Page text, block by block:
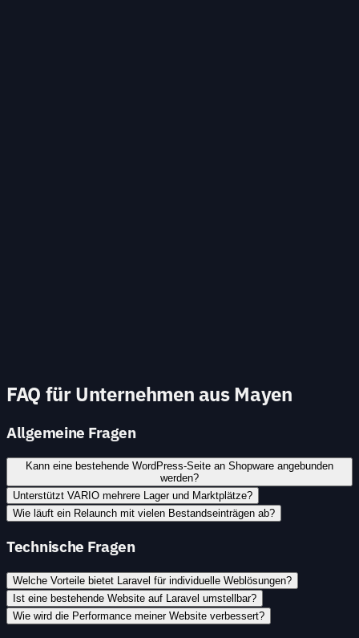
FAQ für Unternehmen aus Mayen
Allgemeine Fragen
Kann eine bestehende WordPress-Seite an Shopware angebunden
werden?
Unterstützt VARIO mehrere Lager und Marktplätze?
Wie läuft ein Relaunch mit vielen Bestandseinträgen ab?
Technische Fragen
Welche Vorteile bietet Laravel für individuelle Weblösungen?
Ist eine bestehende Website auf Laravel umstellbar?
Wie wird die Performance meiner Website verbessert?